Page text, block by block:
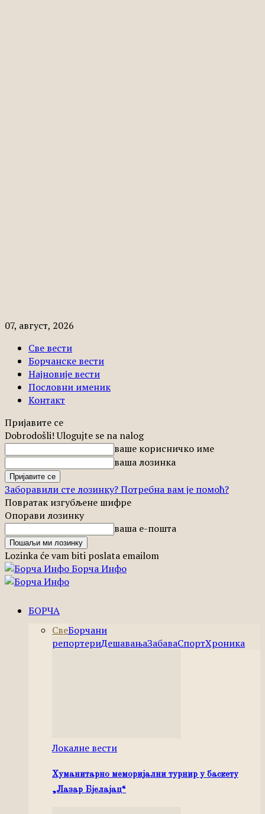
07, август, 2026
Све вести
Борчанске вести
Најновије вести
Пословни именик
Контакт
Пријавите се
Dobrodošli! Ulogujte se na nalog
ваше корисничко име
ваша лозинка
Заборавили сте лозинку? Потребна вам је помоћ?
Повратак изгубљене шифре
Опорави лозинку
ваша е-пошта
Lozinka će vam biti poslata emailom
Борча Инфо
БОРЧА
СвеБорчани
репортериДешавањаЗабаваСпортХроника
Локалне вести
Хуманитарно меморијални турнир у баскету
„Лазар Бјелајац“